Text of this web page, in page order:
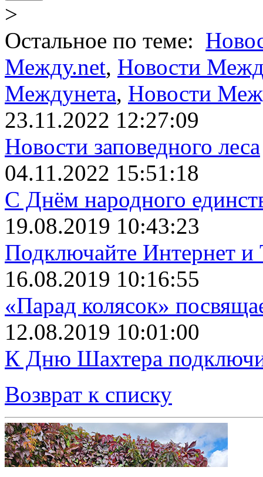
>
Остальное по теме:
Между.net, Новости
Междунета, Новости
23.11.2022 12:27:09
Новости заповедного леса
04.11.2022 15:51:18
С Днём народного
19.08.2019 10:43:23
Подключайте Интернет и
16.08.2019 10:16:55
«Парад колясок»
12.08.2019 10:01:00
К Дню Шахтера
Возврат к списку